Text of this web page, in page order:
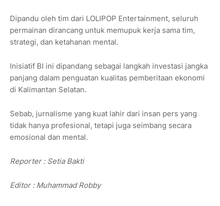
Dipandu oleh tim dari LOLIPOP Entertainment, seluruh
permainan dirancang untuk memupuk kerja sama tim,
strategi, dan ketahanan mental.
Inisiatif BI ini dipandang sebagai langkah investasi jangka
panjang dalam penguatan kualitas pemberitaan ekonomi
di Kalimantan Selatan.
Sebab, jurnalisme yang kuat lahir dari insan pers yang
tidak hanya profesional, tetapi juga seimbang secara
emosional dan mental.
Reporter : Setia Bakti
Editor : Muhammad Robby